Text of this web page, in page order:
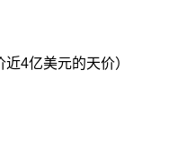
4亿美元的天价）